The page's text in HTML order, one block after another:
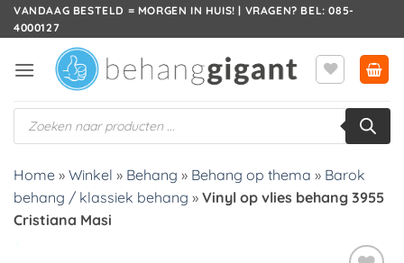
Ga
naar
VANDAAG BESTELD = MORGEN IN HUIS! | VRAGEN? BEL: 085-
4000127
Producten
zoeken
Home » Winkel » Behang » Behang op thema » Barok
behang / klassiek behang » Vinyl op vlies behang 3955
Cristiana Masi